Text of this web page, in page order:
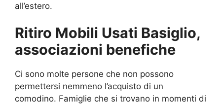
all’estero.
Ritiro Mobili Usati Basiglio,
associazioni benefiche
Ci sono molte persone che non possono
permettersi nemmeno l’acquisto di un
comodino. Famiglie che si trovano in momenti di